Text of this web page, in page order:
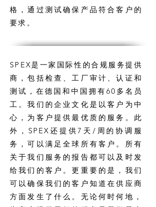
格，通过测试确保产品符合客户的
要求。
SPEX是一家国际性的合规服务提供
商，包括检查、工厂审计、认证和
测试，在德国和中国拥有60多名员
工。我们的企业文化是以客户为中
心，为客户提供最优质的服务。此
外，SPEX还提供7天/周的协调服
务，可以满足全球所有客户。所有
关于我们服务的报告都可以及时发
给我们的客户。更重要的是，我们
可以确保我们的客户知道在供应商
方面发生了什么。无论何时何地，